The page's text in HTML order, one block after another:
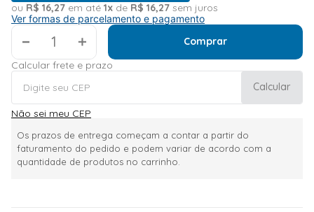
ou R$ 16,27 em até 1x de R$ 16,27 sem juros
Ver formas de parcelamento e pagamento
＋
Comprar
Calcular frete e prazo
Calcular
Não sei meu CEP
Os prazos de entrega começam a contar a partir do
faturamento do pedido e podem variar de acordo com a
quantidade de produtos no carrinho.